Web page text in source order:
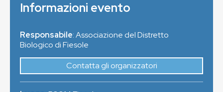
Informazioni evento
Responsabile: Associazione del Distretto
Biologico di Fiesole
Contatta gli organizzatori